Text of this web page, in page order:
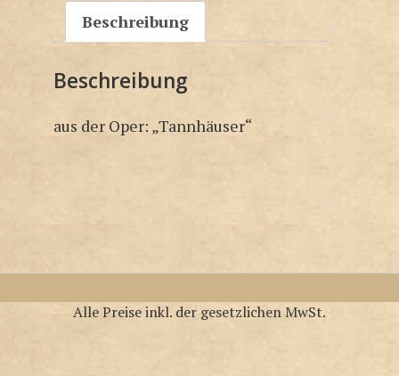
Beschreibung
Beschreibung
aus der Oper: „Tannhäuser“
Alle Preise inkl. der gesetzlichen MwSt.